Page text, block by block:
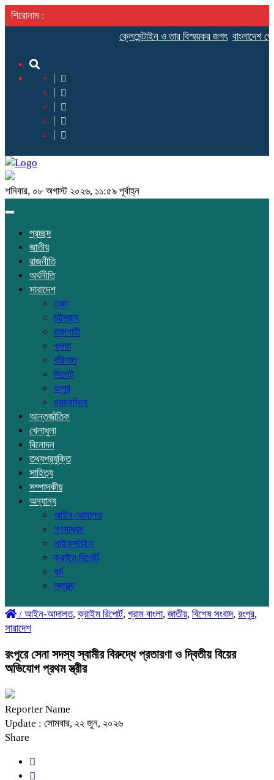
শিরোনাম :
ক্লেমেন্টাইন ও তার বিস্ময়কর জগৎ বাংলাদেশ
শনিবার, ০৮ অগাস্ট ২০২৬, ১১:৫৯ পূর্বাহ্ন
Toggle
প্রচ্ছদ
জাতীয়
রাজনীতি
অর্থনীতি
সারাদেশ
ঢাকা
চট্টগ্রাম
রাজশাহী
খুলনা
বরিশাল
সিলেট
রংপুর
ময়মনসিংহ
আন্তর্জাতিক
খেলাধুলা
বিনোদন
তথ্যপ্রযুক্তি
সাহিত্য
সম্পাদকীয়
অন্যান্য
আইন-আদালত
গণমাধ্যম
লাইফস্টাইল
ক্রাইম রিপোর্ট
ধর্ম
স্বাস্থ্য
/ আইন-আদালত,ক্রাইম রিপোর্ট, গ্রাম বাংলা, জাতীয়, বিশেষ সংবাদ, রংপুর,
সারাদেশ
‎রংপুরে সেনা সদস্য স্বামীর বিরুদ্ধে প্রতারণা ও দ্বিতীয় বিয়ের
অভিযোগ প্রথম স্ত্রীর
Reporter Name
Update : সোমবার, ২২ জুন, ২০২৬
Share